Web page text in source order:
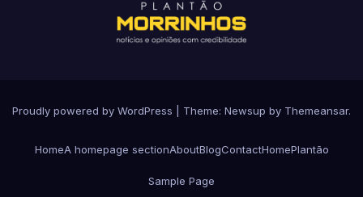
Proudly powered by WordPress Theme: Newsup by Themeansar.
HomeA homepage sectionAboutBlogContactHomePlantão
Sample Page